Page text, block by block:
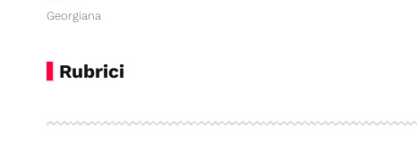
Rubrici